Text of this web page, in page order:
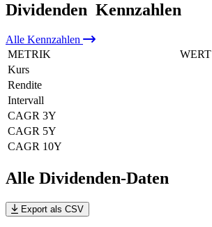
Dividenden Kennzahlen
Alle Kennzahlen
METRIK
WERT
Kurs
Rendite
Intervall
CAGR 3Y
CAGR 5Y
CAGR 10Y
Alle Dividenden-Daten
Export als CSV